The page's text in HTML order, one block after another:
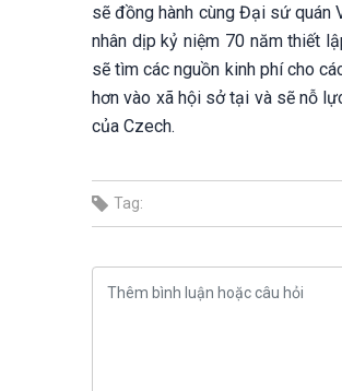
sẽ đồng hành cùng Đại sứ quán
nhân dịp kỷ niệm 70 năm thiết
sẽ tìm các nguồn kinh phí cho
hơn vào xã hội sở tại và sẽ nỗ
của Czech.
Tag: